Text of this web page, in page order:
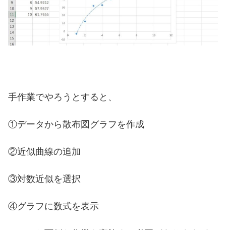
手作業でやろうとすると、
①データから散布図グラフを作成
②近似曲線の追加
③対数近似を選択
④グラフに数式を表示